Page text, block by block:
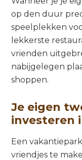
op den duur
speelplekken
lekkerste
vrienden
nabijgelegen
shoppen.
Je eigen
investeren
Een
vriendjes te